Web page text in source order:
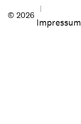
© 2026
Impressum